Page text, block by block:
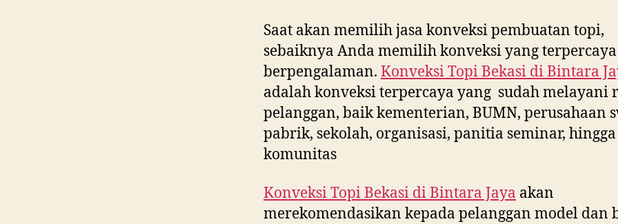
Saat akan memilih jasa konveksi pembuatan topi,
sebaiknya Anda memilih konveksi yang
berpengalaman. Konveksi Topi Bekasi diBintara
adalah konveksi terpercaya yang sudah melayani
pelanggan, baik kementerian, BUMN, perusahaan
pabrik, sekolah, organisasi, panitia seminar, hingga
komunitas
Konveksi Topi Bekasi diBintara Jaya akan
merekomendasikan kepada pelanggan model dan